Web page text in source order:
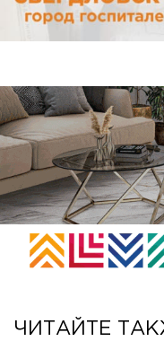
ЧИТАЙТЕ